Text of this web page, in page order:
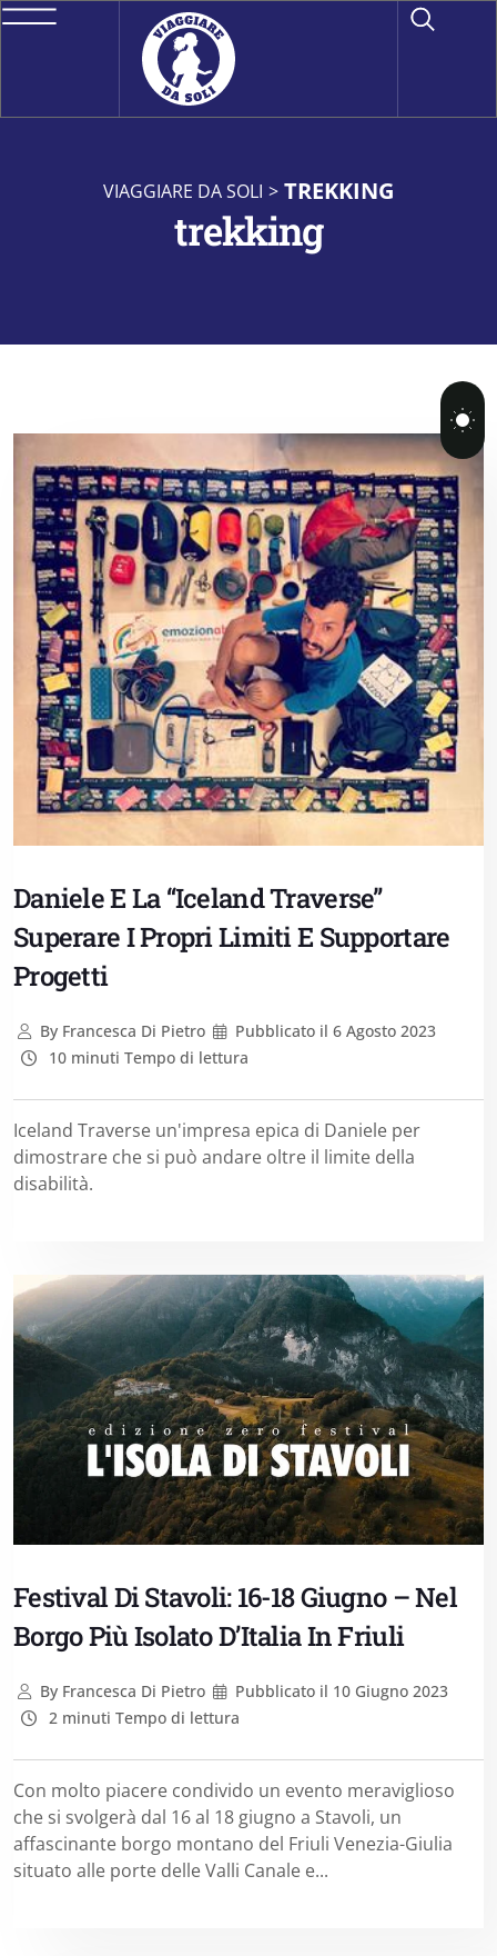
VIAGGIARE DA SOLI > TREKKING
trekking
Daniele E La “Iceland Traverse”
Superare I Propri Limiti E Supportare
Progetti
ByFrancesca Di Pietro Pubblicato il 6 Agosto 2023
10 minuti Tempo di lettura
Iceland Traverse un'impresa epica di Daniele per
dimostrare che si può andare oltre il limite della
disabilità.
Festival Di Stavoli: 16-18 Giugno – Nel
Borgo Più Isolato D’Italia In Friuli
ByFrancesca Di Pietro Pubblicato il 10 Giugno 2023
2 minuti Tempo di lettura
Con molto piacere condivido un evento meraviglioso
che si svolgerà dal 16 al 18 giugno a Stavoli, un
affascinante borgo montano del Friuli Venezia-Giulia
situato alle porte delle Valli Canale e...